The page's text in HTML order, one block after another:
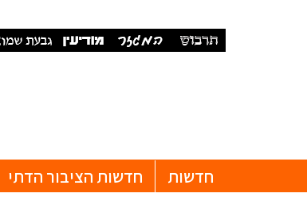
חדשות חדשות הציבור הדתי